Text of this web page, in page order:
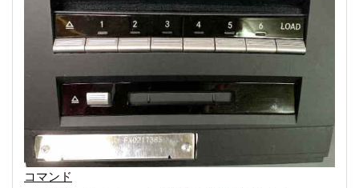
コマンド